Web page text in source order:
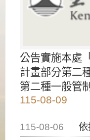
公告實施本處
計畫部分第二
第二種一般管
115-08-09
115-08-06
依據中